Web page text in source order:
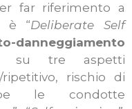
far riferimento a
è “Deliberate Self
danneggiamento
su tre aspetti
rischio di
le condotte